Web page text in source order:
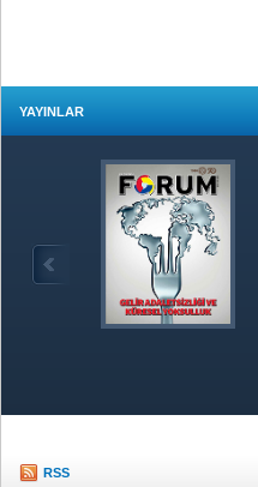
YAYINLAR
RSS